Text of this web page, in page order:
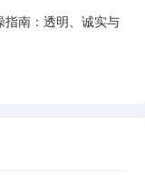
指南：透明、诚实与